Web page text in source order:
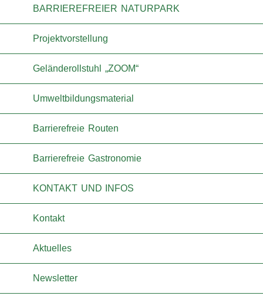
BARRIEREFREIER NATURPARK
Projektvorstellung
Geländerollstuhl „ZOOM“
Umweltbildungsmaterial
Barrierefreie Routen
Barrierefreie Gastronomie
KONTAKT UND INFOS
Kontakt
Aktuelles
Newsletter